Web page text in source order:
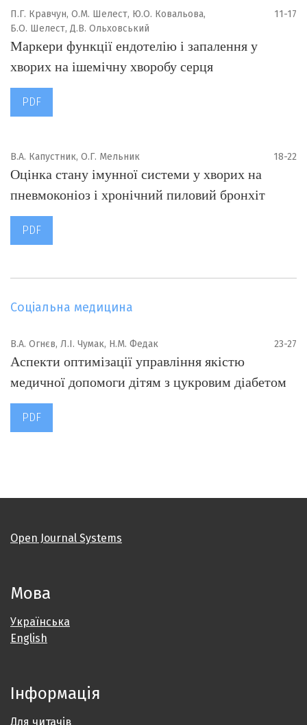
П.Г. Кравчун, О.М. Шелест, Ю.О. Ковальова,
Б.О. Шелест, Д.В. Ольховський
11-17
Маркери функції ендотелію і запалення у
хворих на ішемічну хворобу серця
PDF
В.А. Капустник, О.Г. Мельник 18-22
Оцінка стану імунної системи у хворих на
пневмоконіоз і хронічний пиловий бронхіт
PDF
Соціальна медицина
В.А. Огнєв, Л.І. Чумак, Н.М. Федак 23-27
Аспекти оптимізації управління якістю
медичної допомоги дітям з цукровим діабетом
PDF
Open Journal Systems
Мова
Українська
English
Інформація
Для читачів